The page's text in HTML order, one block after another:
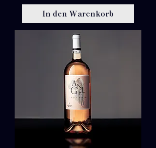
p
r
o
1
L
i
t
e
r
In den Warenkorb